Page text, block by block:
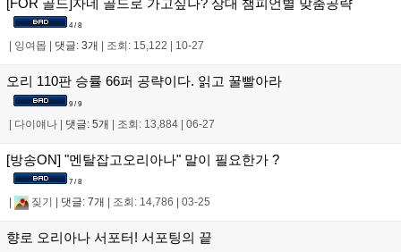
[FOR 골드]자네 골드로 가고싶나? 상대 챔피언별 맞춤공략
4 / 8
잉여몹 댓글: 3개 조회: 15,122 10-27
오리 110판 승률 66퍼 공략이다. 읽고 꿀빨아라
9 / 9
| 다이얘나 | 댓글: 5개 | 조회: 13,884 | 06-27
[방송ON] "멘탈잡고오리아나" 말이 필요한가 ?
7 / 8
짖기 댓글: 7개 조회: 14,786 03-25
향로 오리아나 서포터! 서포팅의 끝